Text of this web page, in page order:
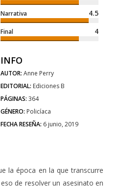
Narrativa 4.5
Final 4
INFO
AUTOR: Anne Perry
EDITORIAL: Ediciones B
PÁGINAS: 364
GÉNERO: Policíaca
FECHA RESEÑA: 6 junio, 2019
la época en la que transcurre
de resolver un asesinato en